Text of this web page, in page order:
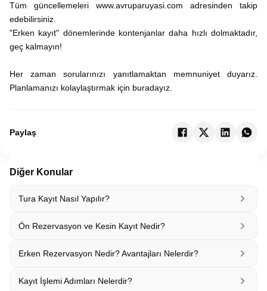
Tüm güncellemeleri www.avruparuyasi.com adresinden takip
edebilirsiniz.
"Erken kayıt" dönemlerinde kontenjanlar daha hızlı dolmaktadır,
geç kalmayın!
Her zaman sorularınızı yanıtlamaktan memnuniyet duyarız.
Planlamanızı kolaylaştırmak için buradayız.
Paylaş
Diğer Konular
Tura Kayıt Nasıl Yapılır?
Ön Rezervasyon ve Kesin Kayıt Nedir?
Erken Rezervasyon Nedir? Avantajları Nelerdir?
Kayıt İşlemi Adımları Nelerdir?